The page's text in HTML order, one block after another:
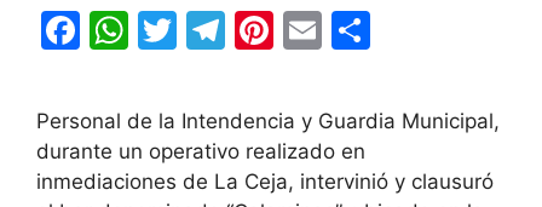
F
c
e
b
W
at
s
A
T
itt
er
T
e
gr
a
Pi
er
e
st
E
ai
l
m
ar
Personal de la Intendencia y Guardia Municipal,
durante un operativo realizado en
inmediaciones de La Ceja, intervinió y clausuró